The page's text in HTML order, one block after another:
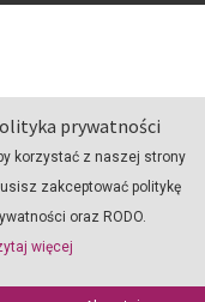
prywatności
korzystać z naszej strony
zakceptować politykę
oraz RODO.
więcej